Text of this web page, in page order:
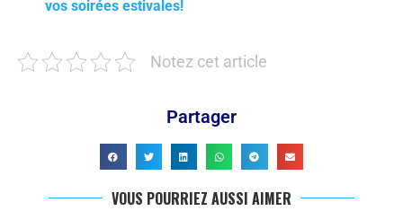
vos soirées estivales!
Notez cet article
Partager
VOUS POURRIEZ AUSSI AIMER